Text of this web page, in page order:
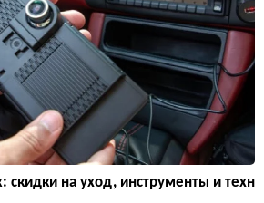
скидки на уход, инструменты и техн